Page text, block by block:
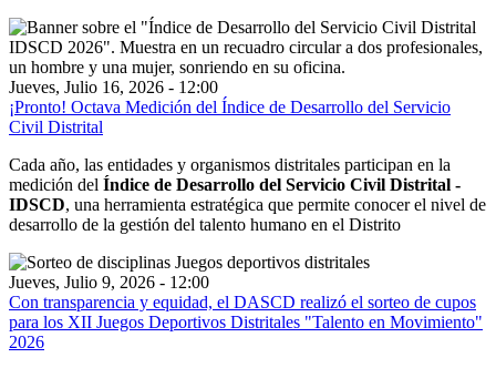
Jueves, Julio 16, 2026 - 12:00
¡Pronto! Octava Medición del Índice de Desarrollo del Servicio
Civil Distrital
Cada año, las entidades y organismos distritales participan en la
medición del Índice de Desarrollo del Servicio Civil Distrital -
IDSCD, una herramienta estratégica que permite conocer el nivel de
desarrollo de la gestión del talento humano en el Distrito
Jueves, Julio 9, 2026 - 12:00
Con transparencia y equidad, el DASCD realizó el sorteo de cupos
para los XII Juegos Deportivos Distritales "Talento en Movimiento"
2026